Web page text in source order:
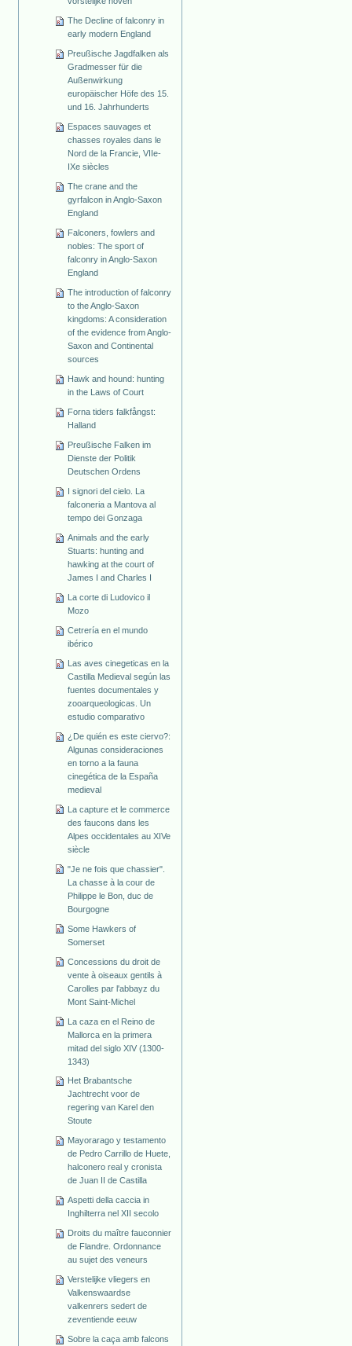
The Decline of falconry in
early modern England
Preußische Jagdfalken als
Gradmesser für die
Außenwirkung
europäischer Höfe des 15.
und 16. Jahrhunderts
Espaces sauvages et
chasses royales dans le
Nord de la Francie, VIIe-
IXe siècles
The crane and the
gyrfalcon in Anglo-Saxon
England
Falconers, fowlers and
nobles: The sport of
falconry in Anglo-Saxon
England
The introduction of falconry
to the Anglo-Saxon
kingdoms: A consideration
of the evidence from Anglo-
Saxon and Continental
sources
Hawk and hound: hunting
in the Laws of Court
Forna tiders falkfångst:
Halland
Preußische Falken im
Dienste der Politik
Deutschen Ordens
I signori del cielo. La
falconeria a Mantova al
tempo dei Gonzaga
Animals and the early
Stuarts: hunting and
hawking at the court of
James I and Charles I
La corte di Ludovico il
Mozo
Cetrería en el mundo
ibérico
Las aves cinegeticas en la
Castilla Medieval según las
fuentes documentales y
zooarqueologicas. Un
estudio comparativo
¿De quién es este ciervo?:
Algunas consideraciones
en torno a la fauna
cinegética de la España
medieval
La capture et le commerce
des faucons dans les
Alpes occidentales au XIVe
siècle
"Je ne fois que chassier".
La chasse à la cour de
Philippe le Bon, duc de
Bourgogne
Some Hawkers of
Somerset
Concessions du droit de
vente à oiseaux gentils à
Carolles par l'abbayz du
Mont Saint-Michel
La caza en el Reino de
Mallorca en la primera
mitad del siglo XIV (1300-
1343)
Het Brabantsche
Jachtrecht voor de
regering van Karel den
Stoute
Mayorarago y testamento
de Pedro Carrillo de Huete,
halconero real y cronista
de Juan II de Castilla
Aspetti della caccia in
Inghilterra nel XII secolo
Droits du maître fauconnier
de Flandre. Ordonnance
au sujet des veneurs
Verstelijke vliegers en
Valkenswaardse
valkenrers sedert de
zeventiende eeuw
Sobre la caça amb falcons